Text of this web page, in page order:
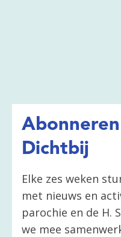
Dichtbij
Elke zes weken
met nieuws en
parochie en de H.
we mee